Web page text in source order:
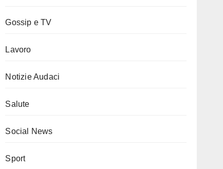
Gossip e TV
Lavoro
Notizie Audaci
Salute
Social News
Sport